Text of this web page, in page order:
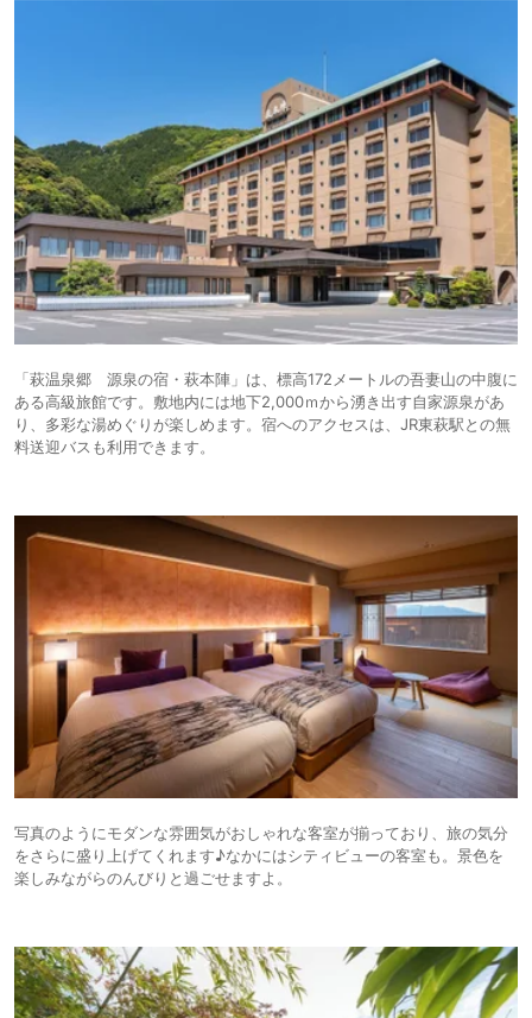
「萩温泉郷 源泉の宿・萩本陣」は、標高172メートルの吾妻山の中腹に
ある高級旅館です。敷地内には地下2,000ｍから湧き出す自家源泉があ
り、多彩な湯めぐりが楽しめます。宿へのアクセスは、JR東萩駅との無
料送迎バスも利用できます。
写真のようにモダンな雰囲気がおしゃれな客室が揃っており、旅の気分
をさらに盛り上げてくれます♪なかにはシティビューの客室も。景色を
楽しみながらのんびりと過ごせますよ。